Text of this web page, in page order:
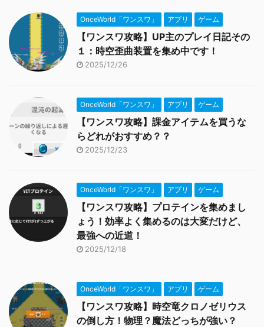
OnceWorld「ワンスワ」 アプリ ゲーム
【ワンスワ攻略】UP主のプレイ日記その
１：時空歪曲装置を集め中です！
2025/12/26
OnceWorld「ワンスワ」 アプリ ゲーム
【ワンスワ攻略】課金アイテムを買うな
らどれがおすすめ？？
2025/12/23
OnceWorld「ワンスワ」 アプリ ゲーム
【ワンスワ攻略】プロテインを集めまし
ょう！効率よく集めるのは大変だけど、
最強への近道！
2025/12/18
OnceWorld「ワンスワ」 アプリ ゲーム
【ワンスワ攻略】時空竜クロノゼリウス
の倒し方！物理？魔法どっちが強い？